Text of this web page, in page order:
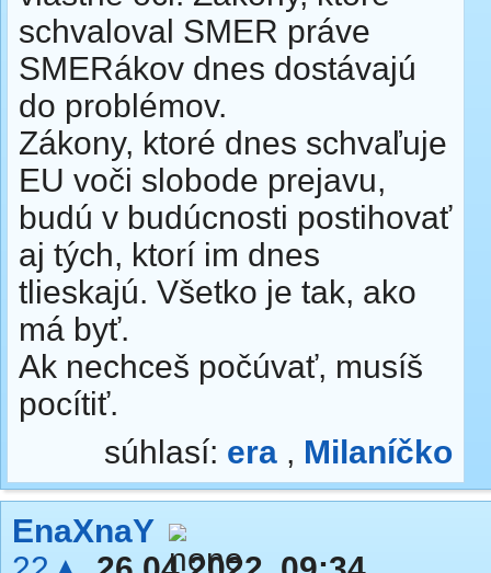
schvaloval SMER práve
SMERákov dnes dostávajú
do problémov.
Zákony, ktoré dnes schvaľuje
EU voči slobode prejavu,
budú v budúcnosti postihovať
aj tých, ktorí im dnes
tlieskajú. Všetko je tak, ako
má byť.
Ak nechceš počúvať, musíš
pocítiť.
súhlasí: era , Milaníčko
EnaXnaY